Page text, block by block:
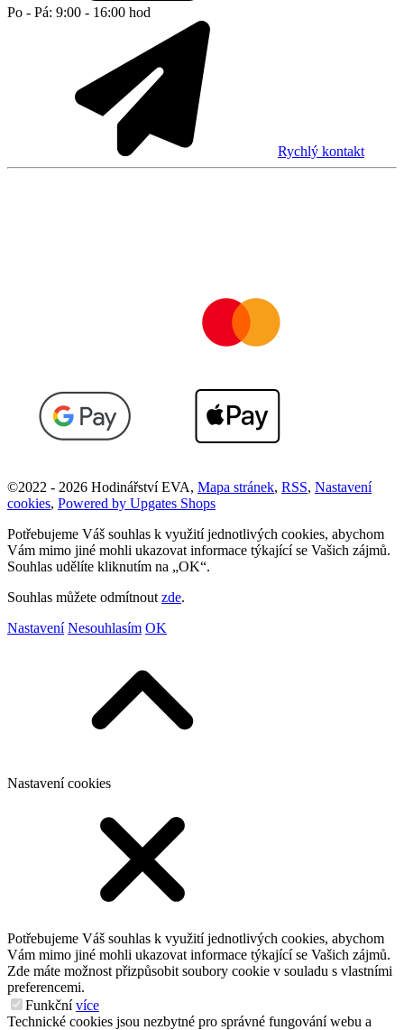
Po - Pá: 9:00 - 16:00 hod
Rychlý kontakt
©2022 - 2026 Hodinářství EVA, Mapa stránek, RSS, Nastavení
cookies, Powered by Upgates Shops
Potřebujeme Váš souhlas k využití jednotlivých cookies, abychom
Vám mimo jiné mohli ukazovat informace týkající se Vašich zájmů.
Souhlas udělíte kliknutím na „OK“.
Souhlas můžete odmítnout zde.
Nastavení Nesouhlasím OK
Nastavení cookies
Potřebujeme Váš souhlas k využití jednotlivých cookies, abychom
Vám mimo jiné mohli ukazovat informace týkající se Vašich zájmů.
Zde máte možnost přizpůsobit soubory cookie v souladu s vlastními
preferencemi.
Funkční více
Technické cookies jsou nezbytné pro správné fungování webu a